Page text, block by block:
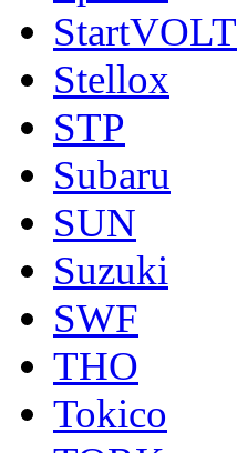
StartVOLT
Stellox
STP
Subaru
SUN
Suzuki
SWF
THO
Tokico